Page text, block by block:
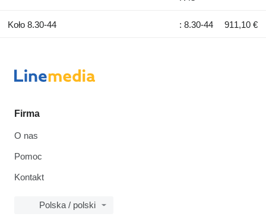
Koło 8.30-44 : 8.30-44 911,10 €
Firma
O nas
Pomoc
Kontakt
Polska / polski